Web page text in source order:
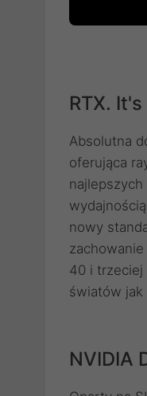
RTX. It's
Absolutna
oferująca
nowy
40 i trzeciej
światów jak
NVIDIA